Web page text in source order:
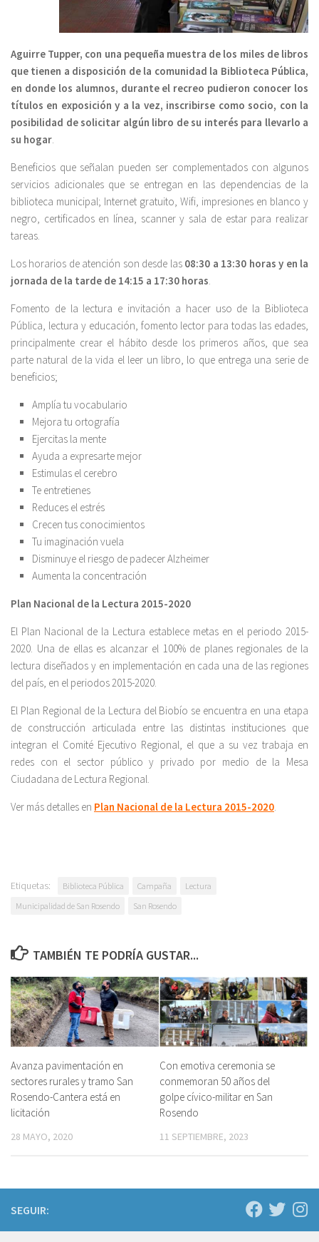
Aguirre Tupper, con una pequeña muestra de los miles de libros
que tienen a disposición de la comunidad la Biblioteca Pública,
en donde los alumnos, durante el recreo pudieron conocer los
títulos en exposición y a la vez, inscribirse como socio, con la
posibilidad de solicitar algún libro de su interés para llevarlo a
su hogar.
Beneficios que señalan pueden ser complementados con algunos
servicios adicionales que se entregan en las dependencias de la
biblioteca municipal; Internet gratuito, Wifi, impresiones en blanco y
negro, certificados en línea, scanner y sala de estar para realizar
tareas.
Los horarios de atención son desde las 08:30 a 13:30 horas y en la
jornada de la tarde de 14:15 a 17:30 horas.
Fomento de la lectura e invitación a hacer uso de la Biblioteca
Pública, lectura y educación, fomento lector para todas las edades,
principalmente crear el hábito desde los primeros años, que sea
parte natural de la vida el leer un libro, lo que entrega una serie de
beneficios;
Amplía tu vocabulario
Mejora tu ortografía
Ejercitas la mente
Ayuda a expresarte mejor
Estimulas el cerebro
Te entretienes
Reduces el estrés
Crecen tus conocimientos
Tu imaginación vuela
Disminuye el riesgo de padecer Alzheimer
Aumenta la concentración
Plan Nacional de la Lectura 2015-2020
El Plan Nacional de la Lectura establece metas en el periodo 2015-
2020. Una de ellas es alcanzar el 100% de planes regionales de la
lectura diseñados y en implementación en cada una de las regiones
del país, en el periodos 2015-2020.
El Plan Regional de la Lectura del Biobío se encuentra en una etapa
de construcción articulada entre las distintas instituciones que
integran el Comité Ejecutivo Regional, el que a su vez trabaja en
redes con el sector público y privado por medio de la Mesa
Ciudadana de Lectura Regional.
Ver más detalles en Plan Nacional de la Lectura 2015-2020.
Etiquetas: Biblioteca Pública Campaña
Lectura
Municipalidad de San Rosendo
San Rosendo
TAMBIÉN TE PODRÍA GUSTAR...
Avanza pavimentación en
sectores rurales y tramo San
Rosendo-Cantera está en
licitación
28 MAYO, 2020
Con emotiva ceremonia se
conmemoran 50 años del
golpe cívico-militar en San
Rosendo
11 SEPTIEMBRE, 2023
SEGUIR: